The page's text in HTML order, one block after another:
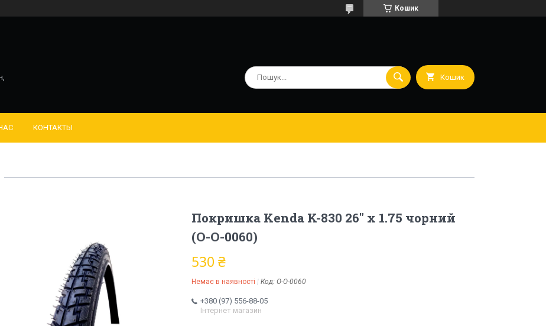
Кошик
Кошик
КОНТАКТЫ
Покришка Kenda K-830 26" х 1.75 чорний
(O-O-0060)
530 ₴
Немає в наявності Код: O-O-0060
+380 (97) 556-88-05
Інтернет магазин